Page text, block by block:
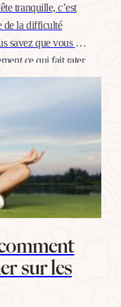
tranquille, c’est
de la difficulté
savez que vous «
ce qui fait rater.
sur les